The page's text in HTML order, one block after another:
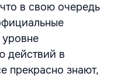
в свою очередь
действий в
прекрасно знают,